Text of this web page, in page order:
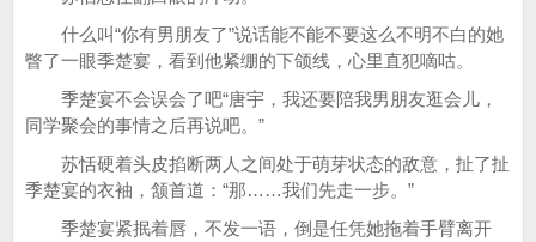
什么叫“你有男朋友了”说话能不能不要这么不明不白的她
瞥了一眼季楚宴，看到他紧绷的下颌线，心里直犯嘀咕。
季楚宴不会误会了吧“唐宇，我还要陪我男朋友逛会儿，
同学聚会的事情之后再说吧。”
苏恬硬着头皮掐断两人之间处于萌芽状态的敌意，扯了扯
季楚宴的衣袖，颔首道：“那……我们先走一步。”
季楚宴紧抿着唇，不发一语，倒是任凭她拖着手臂离开